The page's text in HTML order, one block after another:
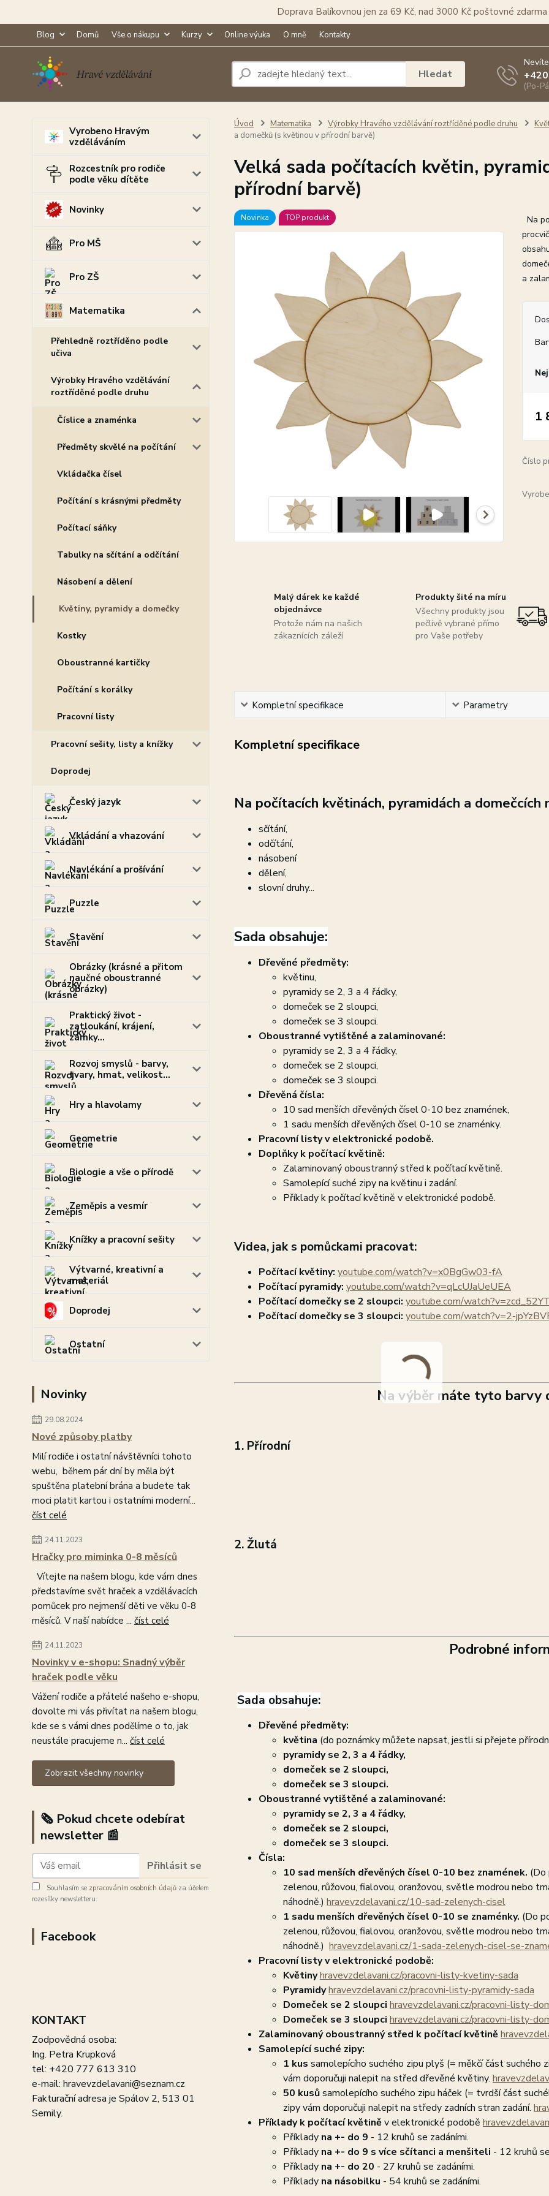
Doprava Balíkovnou jen za 69 Kč, nad 3000 Kč poštovné zdarma
Blog Domů Vše o nákupu Kurzy Online výuka O mně Kontakty
Hledat
(Po-
Vyrobeno Hravým
vzděláváním
Rozcestník pro rodiče
podle věku dítěte
Novinky
Pro MŠ
Pro ZŠ
Matematika
Přehledně roztříděno podle
učiva
Výrobky Hravého vzdělávání
roztříděné podle druhu
Číslice a znaménka
Předměty skvělé na počítání
Vkládačka čísel
Počítání s krásnými předměty
Počítací sáňky
Tabulky na sčítání a odčítání
Násobení a dělení
Květiny, pyramidy a domečky
Kostky
Oboustranné kartičky
Počítání s korálky
Pracovní listy
Pracovní sešity, listy a knížky
Doprodej
Český jazyk
Vkládání a vhazování
Navlékání a prošívání
Puzzle
Stavění
Obrázky (krásné a přitom
naučné oboustranné
obrázky)
Praktický život -
zatloukání, krájení,
zámky...
Rozvoj smyslů - barvy,
tvary, hmat, velikost...
Hry a hlavolamy
Geometrie
Biologie a vše o přírodě
Zeměpis a vesmír
Knížky a pracovní sešity
Výtvarné, kreativní a
materiál
Doprodej
Ostatní
Novinky
29.08.2024
Nové způsoby platby
Milí rodiče i ostatní návštěvníci tohoto
webu, během pár dní by měla být
spuštěna platební brána a budete tak
moci platit kartou i ostatními moderní...
číst celé
24.11.2023
Hračky pro miminka 0-8 měsíců
Vítejte na našem blogu, kde vám dnes
představíme svět hraček a vzdělávacích
pomůcek pro nejmenší děti ve věku 0-8
měsíců. V naší nabídce ... číst celé
24.11.2023
Novinky v e-shopu: Snadný výběr
hraček podle věku
Vážení rodiče a přátelé našeho e-shopu,
dovolte mi vás přivítat na našem blogu,
kde se s vámi dnes podělíme o to, jak
neustále pracujeme n... číst celé
Zobrazit všechny novinky
🗞️ Pokud chcete odebírat
newsletter 📰
Přihlásit se
Souhlasím se zpracováním osobních údajů za účelem
rozesílky newsletteru.
Facebook
KONTAKT
Zodpovědná osoba:
Ing. Petra Krupková
tel: +420 777 613 310
e-mail: hravevzdelavani@seznam.cz
Fakturační adresa je Spálov 2, 513 01
Semily.
Úvod Matematika Výrobky Hravého vzdělávání roztříděné podle druhu
a domečků (s květinou v přírodní barvě)
Velká sada počítacích květin,
přírodní barvě)
Novinka TOP produkt
Na
a
1
Číslo
Malý dárek ke každé
objednávce
Protože nám na našich
zákaznících záleží
Produkty šité na míru
Všechny produkty jsou
pečlivě vybrané přímo
pro Vaše potřeby
Kompletní specifikace Parametry
Kompletní specifikace
Na počítacích květinách, pyramidách a domečcích
sčítání,
odčítání,
násobení
dělení,
slovní druhy...
Sada obsahuje:
Dřevěné předměty:
květinu,
pyramidy se 2, 3 a 4 řádky,
domeček se 2 sloupci,
domeček se 3 sloupci.
Oboustranné vytištěné a zalaminované:
pyramidy se 2, 3 a 4 řádky,
domeček se 2 sloupci,
domeček se 3 sloupci.
Dřevěná čísla:
10 sad menších dřevěných čísel 0-10 bez znamének,
1 sadu menších dřevěných čísel 0-10 se znaménky.
Pracovní listy v elektronické podobě.
Doplňky k počítací květině:
Zalaminovaný oboustranný střed k počítací květině.
Samolepící suché zipy na květinu i zadání.
Příklady k počítací květině v elektronické podobě.
Videa, jak s pomůckami pracovat:
Počítací květiny: youtube.com/watch?v=x0BgGw03-fA
Počítací pyramidy: youtube.com/watch?v=qLcUJaUeUEA
Počítací domečky se 2 sloupci: youtube.com/
Počítací domečky se 3 sloupci: youtube.com/watch?v=2-
Na výběr máte tyto barvy
1. Přírodní
2. Žlutá
Podrobné
Sada obsahuje:
Dřevěné předměty:
květina (do poznámky můžete napsat, jestli si přejete
pyramidy se 2, 3 a 4 řádky,
domeček se 2 sloupci,
domeček se 3 sloupci.
Oboustranné vytištěné a zalaminované:
pyramidy se 2, 3 a 4 řádky,
domeček se 2 sloupci,
domeček se 3 sloupci.
Čísla:
10 sad menších dřevěných čísel 0-10 bez znamének. (Do
zelenou, růžovou, fialovou, oranžovou, světle modrou nebo
náhodně.) hravevzdelavani.cz/10-sad-zelenych-cisel
1 sadu menších dřevěných čísel 0-10 se znaménky. (Do
zelenou, růžovou, fialovou, oranžovou, světle modrou nebo
náhodně.) hravevzdelavani.cz/1-sada-zelenych-cisel-se-
Pracovní listy v elektronické podobě:
Květinyhravevzdelavani.cz/pracovni-listy-kvetiny-sada
Pyramidyhravevzdelavani.cz/pracovni-listy-pyramidy-sada
Domeček se 2 sloupci hravevzdelavani.cz/pracovni-listy-
Domeček se 3 sloupci hravevzdelavani.cz/pracovni-listy-
Zalaminovaný oboustranný střed k počítací květině
Samolepící suché zipy:
1 kus samolepícího suchého zipu plyš (= měkčí část suchého
vám doporučuji nalepit na střed dřevěné květiny.
50 kusůsamolepícího suchého zipu háček (= tvrdší část
zipy vám doporučuji nalepit na středy zadních stran zadání.
Příklady k počítací květině v elektronické podobě
Příkladyna +- do 9 - 12 kruhů se zadáními.
Příkladyna +- do 9 s více sčítanci a menšiteli - 12 kruhů
Příkladyna +- do 20 - 27 kruhů se zadáními.
Příklady na násobilku - 54 kruhů se zadáními.